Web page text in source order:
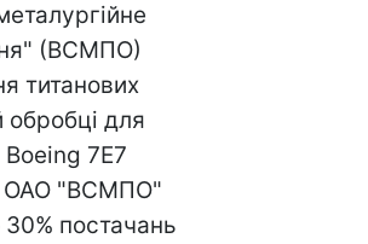
(ВСМПО)
титанових
обробці для
Boeing 7E7
ОАО "ВСМПО"
постачань